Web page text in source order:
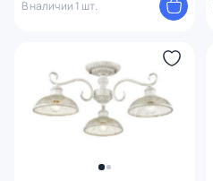
В наличии 1 шт.